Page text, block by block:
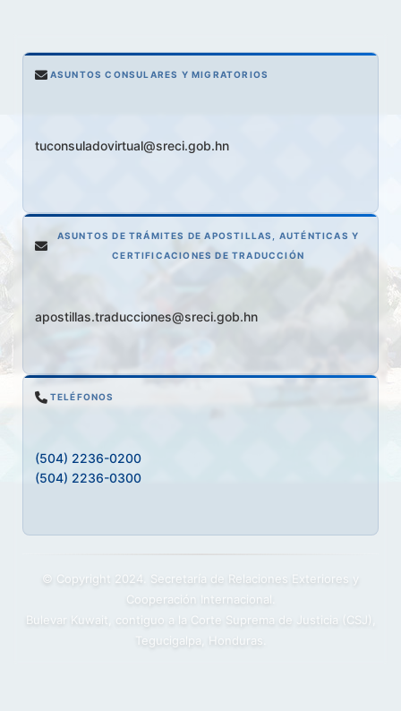
ASUNTOS CONSULARES Y MIGRATORIOS
tuconsuladovirtual@sreci.gob.hn
ASUNTOS DE TRÁMITES DE APOSTILLAS, AUTÉNTICAS Y
CERTIFICACIONES DE TRADUCCIÓN
apostillas.traducciones@sreci.gob.hn
TELÉFONOS
(504) 2236-0200
(504) 2236-0300
© Copyright 2024. Secretaría de Relaciones Exteriores y
Cooperación Internacional.
Bulevar Kuwait, contiguo a la Corte Suprema de Justicia (CSJ),
Tegucigalpa, Honduras.